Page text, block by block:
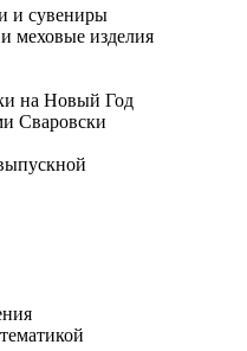
и сувениры
меховые изделия
на Новый Год
Сваровски